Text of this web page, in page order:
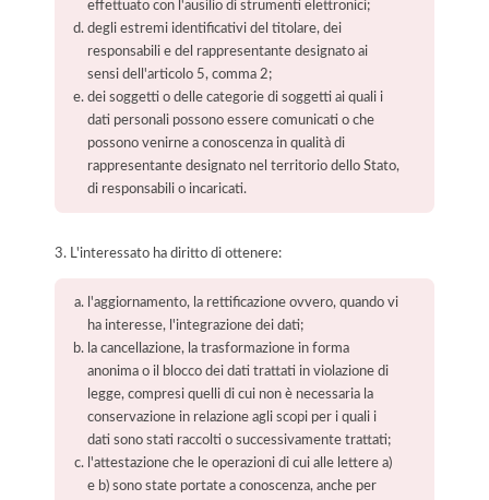
effettuato con l'ausilio di strumenti elettronici;
degli estremi identificativi del titolare, dei
responsabili e del rappresentante designato ai
sensi dell'articolo 5, comma 2;
dei soggetti o delle categorie di soggetti ai quali i
dati personali possono essere comunicati o che
possono venirne a conoscenza in qualità di
rappresentante designato nel territorio dello Stato,
di responsabili o incaricati.
3. L'interessato ha diritto di ottenere:
l'aggiornamento, la rettificazione ovvero, quando vi
ha interesse, l'integrazione dei dati;
la cancellazione, la trasformazione in forma
anonima o il blocco dei dati trattati in violazione di
legge, compresi quelli di cui non è necessaria la
conservazione in relazione agli scopi per i quali i
dati sono stati raccolti o successivamente trattati;
l'attestazione che le operazioni di cui alle lettere a)
e b) sono state portate a conoscenza, anche per